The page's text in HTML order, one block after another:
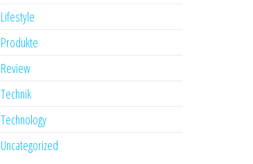
Lifestyle
Produkte
Review
Technik
Technology
Uncategorized